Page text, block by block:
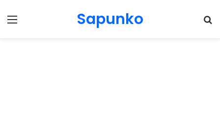
Menu Sapunko